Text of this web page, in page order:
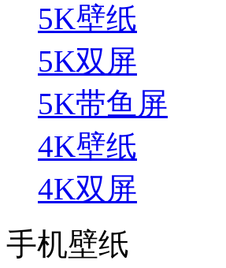
5K壁纸
5K双屏
5K带鱼屏
4K壁纸
4K双屏
手机壁纸